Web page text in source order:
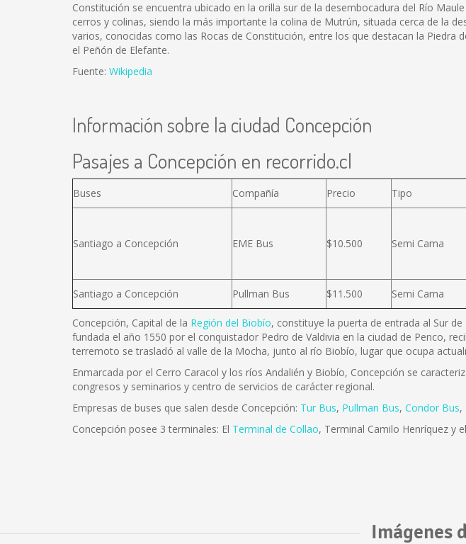
Constitución se encuentra ubicado en la orilla sur de la desembocadura del Río
cerros y colinas, siendo la más importante la colina de Mutrún, situada cerca de la
varios, conocidas como las Rocas de Constitución, entre los que destacan la Piedra
el Peñón de Elefante.
Fuente: Wikipedia
Información sobre la ciudad Concepción
Pasajes a Concepción en recorrido.cl
Buses Compañía Precio Tipo
Santiago a Concepción EME Bus $10.500 Semi Cama
Santiago a Concepción Pullman Bus $11.500 Semi Cama
Concepción, Capital de la Región del Biobío, constituye la puerta de entrada al Sur
fundada el año 1550 por el conquistador Pedro de Valdivia en la ciudad de Penco,
terremoto se trasladó al valle de la Mocha, junto al río Biobío, lugar que ocupa
Enmarcada por el Cerro Caracol y los ríos Andalién y Biobío, Concepción se
congresos y seminarios y centro de servicios de carácter regional.
Empresas de buses que salen desde Concepción: Tur Bus, Pullman Bus, Condor Bus,
Concepción posee 3 terminales: El Terminal de Collao, Terminal Camilo Henríquez y
Imágenes